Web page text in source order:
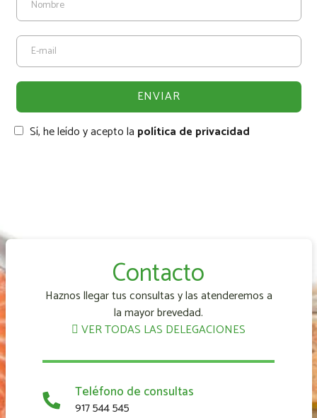
Sí, he leído y acepto la política de privacidad
Contacto
Haznos llegar tus consultas y las atenderemos a
la mayor brevedad.
VER TODAS LAS DELEGACIONES
Teléfono de consultas
917 544 545